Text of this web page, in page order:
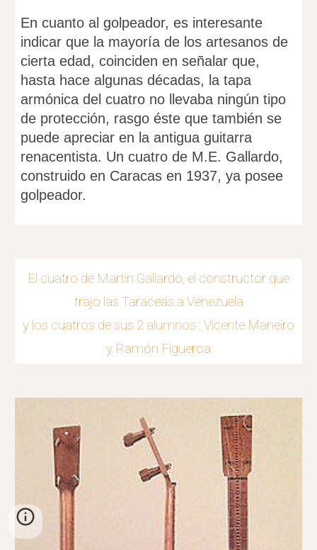
En cuanto al golpeador, es interesante
indicar que la mayoría de los artesanos de
cierta edad, coinciden en señalar que,
hasta hace algunas décadas, la tapa
armónica del cuatro no llevaba ningún tipo
de protección, rasgo éste que también se
puede apreciar en la antigua guitarra
renacentista. Un cuatro de M.E. Gallardo,
construido en Caracas en 1937, ya posee
golpeador.
El cuatro de Martin Gallardo, el constructor que
trajo las Taraceas a Venezuela
y los cuatros de sus 2 alumnos : Vicente Maneiro
y Ramón Figueroa